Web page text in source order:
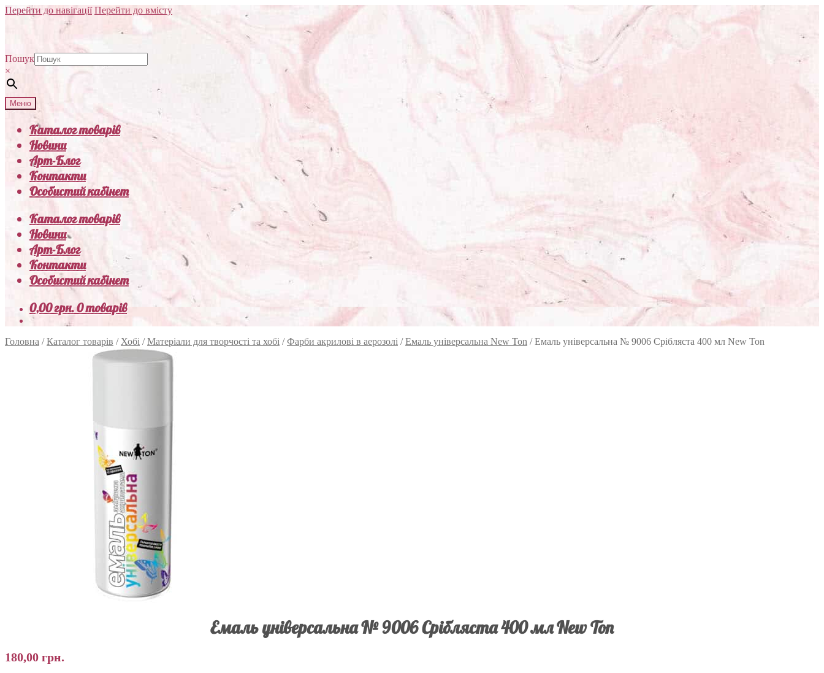
Перейти до навігації Перейти до вмісту
Пошук
×
Меню
Каталог товарів
Новини
Арт-Блог
Контакти
Особистий кабінет
Каталог товарів
Новини
Арт-Блог
Контакти
Особистий кабінет
0,00грн.0 товарів
Головна /Каталог товарів / Хобі /Матеріали для творчості та хобі /Фарби акрилові в аерозолі /Емаль універсальна New Ton /Емаль універсальна № 9006 Срібляста 400 мл New Ton
Емаль універсальна № 9006 Срібляста 400 мл New Ton
180,00 грн.